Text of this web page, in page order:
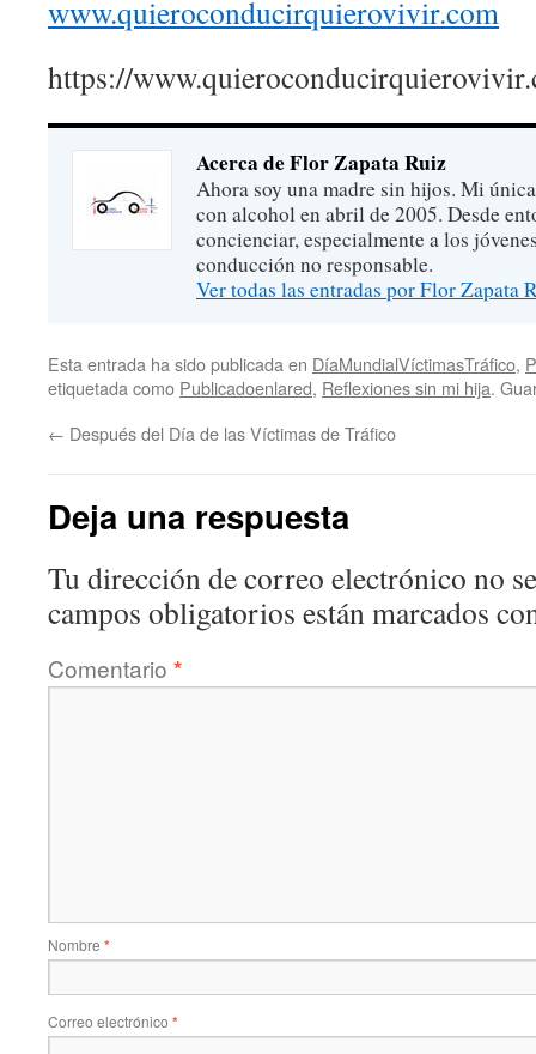
www.quieroconducirquierovivir.com
https://
Acerca de Flor Zapata Ruiz
Ahora soy una madre sin hijos. Mi
con alcohol en abril de 2005. Desde
concienciar, especialmente a los
conducción no responsable.
Ver todas las entradas por Flor Zapata
Esta entrada ha sido publicada en DíaMundialVíctimasTráfico,
etiquetada como Publicadoenlared, Reflexiones sin mi hija.
← Después del Día de las Víctimas de Tráfico
Deja una respuesta
Tu dirección de correo electrónico no
campos obligatorios están marcados
Comentario *
Nombre *
Correo electrónico *